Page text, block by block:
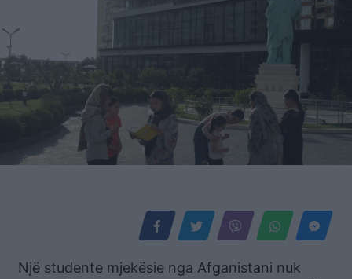
Një studente mjekësie nga Afganistani nuk